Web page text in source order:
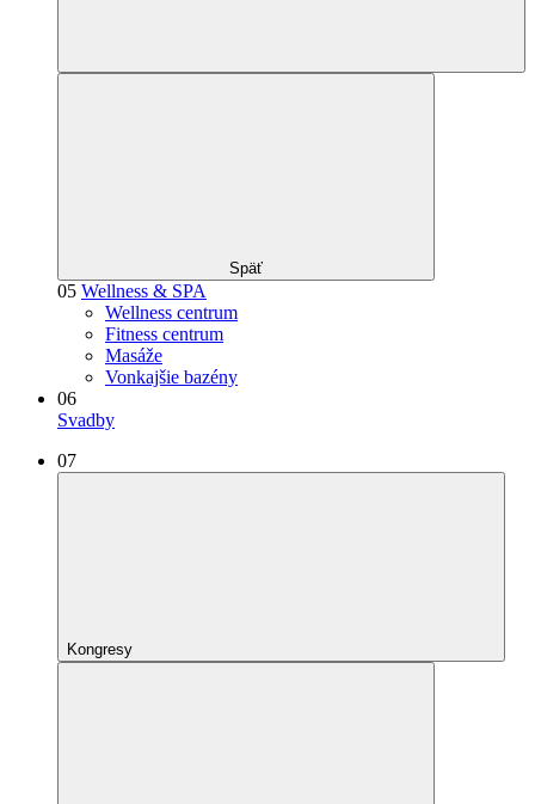
Späť
05 Wellness & SPA
Wellness centrum
Fitness centrum
Masáže
Vonkajšie bazény
06
Svadby
07
Kongresy